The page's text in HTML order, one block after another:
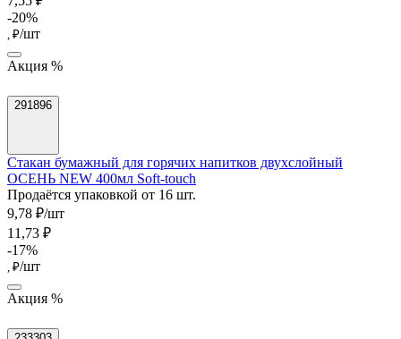
-20%
, ₽/шт
Акция %
291896
Стакан бумажный для горячих напитков двухслойный
ОСЕНЬ NEW 400мл Soft-touch
Продаётся упаковкой от 16 шт.
9,78 ₽/шт
11,73 ₽
-17%
, ₽/шт
Акция %